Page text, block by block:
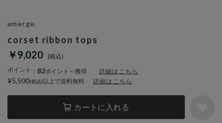
corset ribbon tops
￥9,020
ポイント ： 82ポイント～獲得 詳細はこちら
カートに入れる
amerge.
¥5,500 以上で送料無料 詳細はこちら